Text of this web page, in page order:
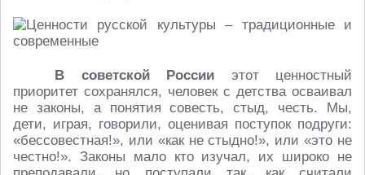
В советской России этот ценностный
приоритет сохранялся, человек с детства осваивал
не законы, а понятия совесть, стыд, честь. Мы,
дети, играя, говорили, оценивая поступок подруги:
«бессовестная!», или «как не стыдно!», или «это не
честно!». Законы мало кто изучал, их широко не